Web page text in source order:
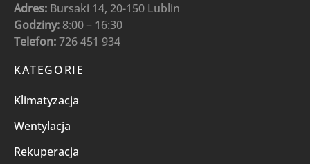
Adres: Bursaki 14, 20-150 Lublin
Godziny: 8:00 – 16:30
Telefon:726 451 934
KATEGORIE
Klimatyzacja
Wentylacja
Rekuperacja